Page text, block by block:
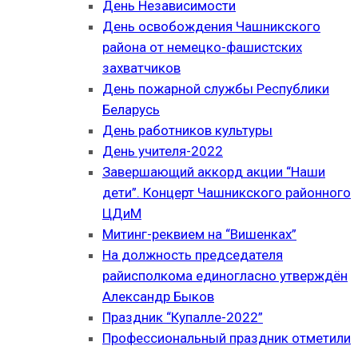
День Независимости
День освобождения Чашникского
района от немецко-фашистских
захватчиков
День пожарной службы Республики
Беларусь
День работников культуры
День учителя-2022
Завершающий аккорд акции “Наши
дети”. Концерт Чашникского районного
ЦДиМ
Митинг-реквием на “Вишенках”
На должность председателя
райисполкома единогласно утверждён
Александр Быков
Праздник “Купалле-2022”
Профессиональный праздник отметили